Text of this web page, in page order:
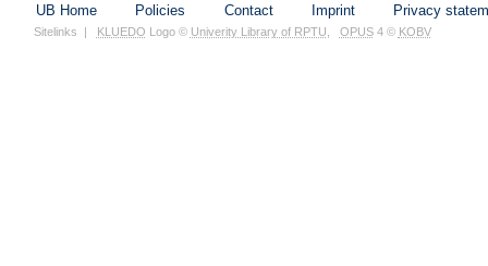
UB Home Policies Contact Imprint Privacy
Sitelinks | KLUEDO Logo © Univerity Library of RPTU OPUS4 © KOBV